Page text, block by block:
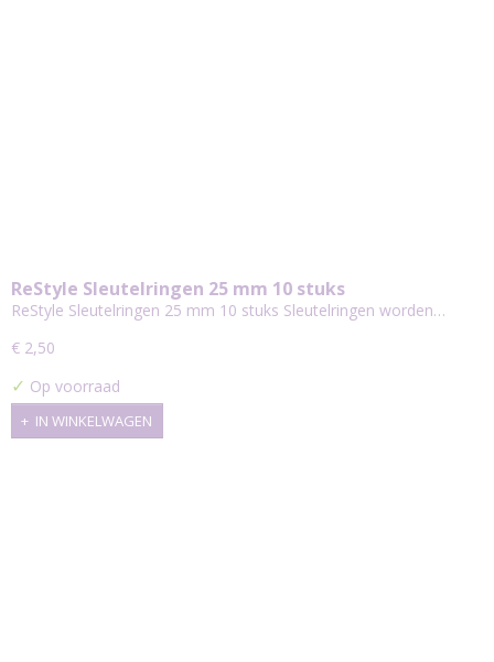
ReStyle Sleutelringen 25 mm 10 stuks
ReStyle Sleutelringen 25 mm 10 stuks Sleutelringen worden…
€ 2,50
✓ Op voorraad
IN WINKELWAGEN